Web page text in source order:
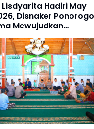
Lisdyarita Hadiri May
Disnaker
Mewujudkan
Industri dan
Pekerja